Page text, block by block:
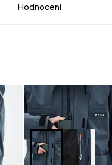
Hodnocení